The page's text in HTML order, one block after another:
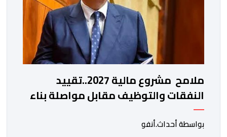
ملامح مشروع مالية 2027..تقييد
النفقات والتوظيف مقابل مواصلة بناء
الدولة الاجتماعية والاستثمار
بواسطة أحداث.أنفو